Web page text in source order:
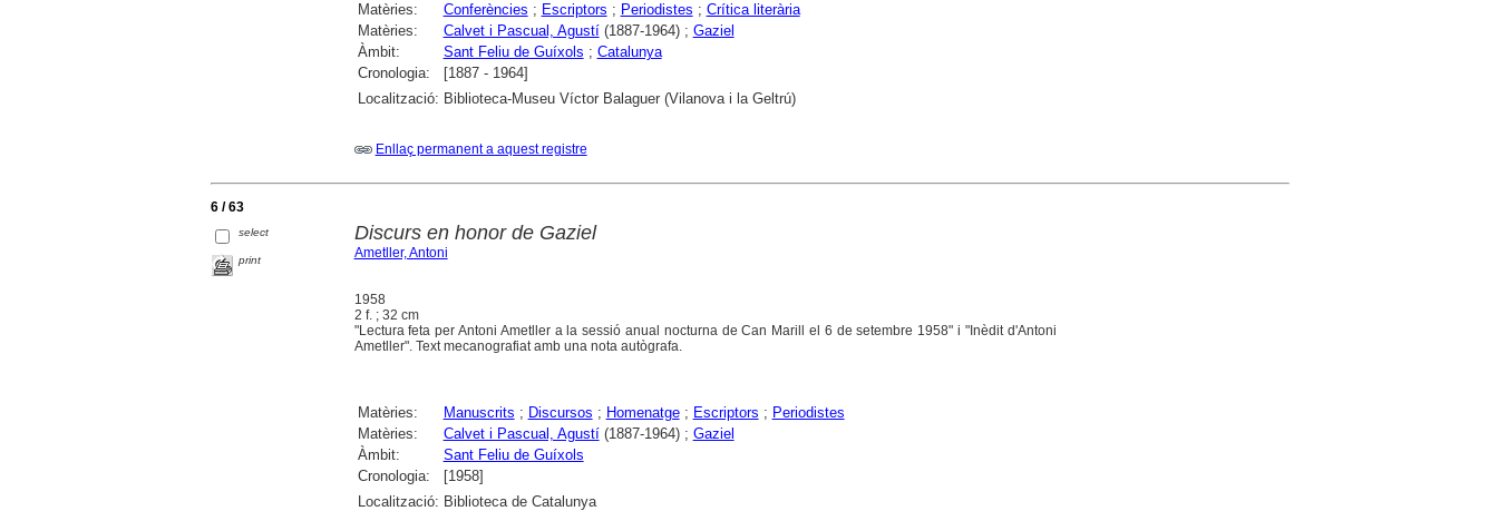
Matèries: Conferències ; Escriptors ; Periodistes ; Crítica literària
Matèries:
Calvet i Pascual, Agustí(1887-1964) ; Gaziel
Àmbit:
Sant Feliu de Guíxols ; Catalunya
Cronologia:
[1887 - 1964]
Localització: Biblioteca-Museu Víctor Balaguer (Vilanova i la Geltrú)
Enllaç permanent a aquest registre
6 / 63
select
print
Discurs en honor de Gaziel
Ametller, Antoni
1958
2 f. ; 32 cm
"Lectura feta per Antoni Ametller a la sessió anual nocturna de Can Marill el 6 de setembre 1958" i "Inèdit d'Antoni
Ametller". Text mecanografiat amb una nota autògrafa.
Matèries: Manuscrits ; Discursos ; Homenatge; Escriptors ; Periodistes
Matèries:
Calvet i Pascual, Agustí(1887-1964) ; Gaziel
Àmbit:
Sant Feliu de Guíxols
Cronologia:
[1958]
Localització: Biblioteca de Catalunya